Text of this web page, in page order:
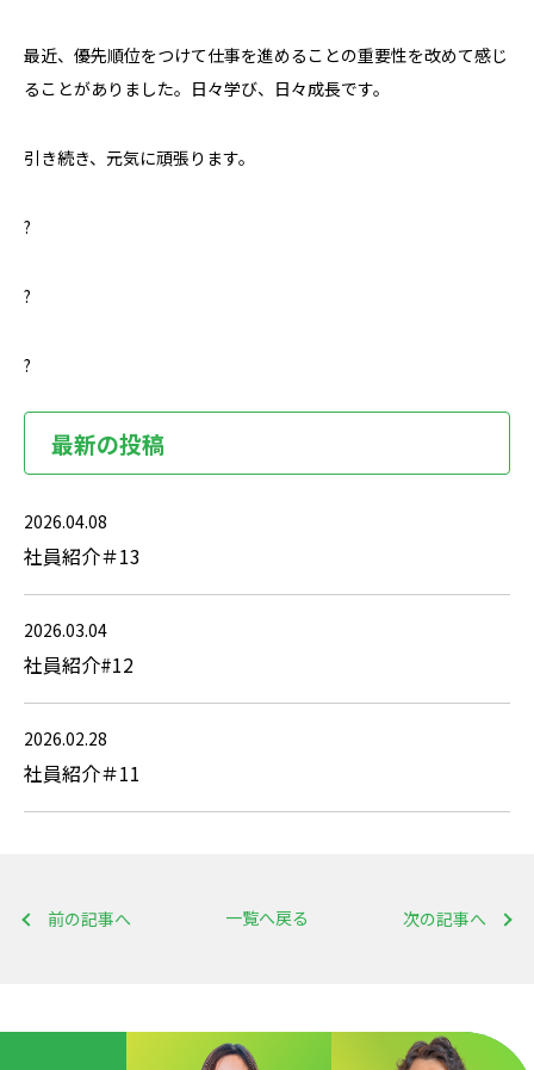
最近、優先順位をつけて仕事を進めることの重要性を改めて感じ
ることがありました。日々学び、日々成長です。
引き続き、元気に頑張ります。
?
?
?
最新の投稿
2026.04.08
社員紹介＃13
2026.03.04
社員紹介#12
2026.02.28
社員紹介＃11
前の記事へ 次の記事へ
一覧へ戻る